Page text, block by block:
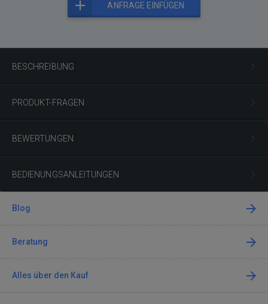
BESCHREIBUNG
PRODUKT-FRAGEN
BEWERTUNGEN
BEDIENUNGSANLEITUNGEN
ANFRAGE EINFÜGEN
Blog
Beratung
Alles über den Kauf